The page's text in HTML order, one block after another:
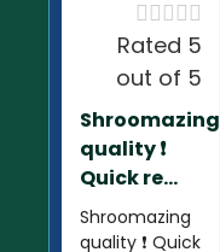

Rated 5
out of 5
Shroomazing
quality ❗️
Quick re...
Shroomazing
quality ❗️ Quick